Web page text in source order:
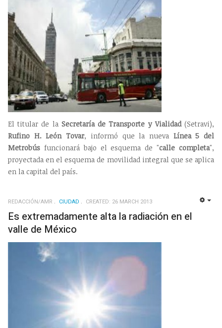
El titular de la Secretaría de Transporte y Vialidad(Setravi),
Rufino H. León Tovar, informó que la nueva Línea 5 del
Metrobús funcionará bajo el esquema de "calle completa",
proyectada en el esquema de movilidad integral que se aplica
en la capital del país.
REDACCIÓN/AMR CIUDAD CREATED: 26 MARCH 2013
Es extremadamente alta la radiación en el
valle de México